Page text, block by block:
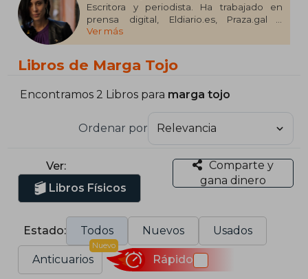
Escritora y periodista. Ha trabajado en
prensa digital, Eldiario.es, Praza.gal y
Galizaanocero.tv; e impresa, Galicia Hoxe,
donde fue responsable del área de
dominical hasta el cierre de esta cabecera,
do Audiovisual Galego. Ha sido
Dioivo, además de participar en el Festival
Cineuropa de Santiago. Afincada en
Madrid, forma parte del consejo editorial
Ver más
Libros de Marga Tojo
Encontramos 2 Libros para marga tojo
Ordenar por
Ver:
Libros Físicos
Comparte y
gana dinero
Estado: Todos Nuevos Usados
Anticuarios
Nuevo
Rápido